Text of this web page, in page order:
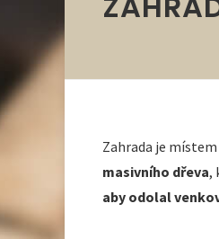
Zahrada je
masivního dřeva,
aby odolal